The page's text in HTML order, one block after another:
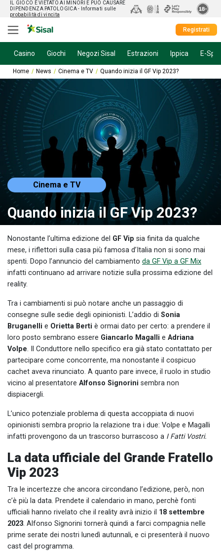
IL GIOCO È VIETATO AI MINORI E PUÒ CAUSARE
DIPENDENZA PATOLOGICA - Informati sulle
probabilità di vincita
Registrati
Casino Giochi Negozi Sisal Estrazioni Ippica E-
Home News Cinema e TV Quando inizia il GF Vip 2023?
Cinema e TV
Quando inizia il GF Vip 2023?
Nonostante l’ultima edizione del GF Vip sia finita da qualche
mese, i riflettori sulla casa più famosa d’Italia non si sono mai
spenti. Dopo l’annuncio del cambiamento da GF Vip a GF Mix
infatti continuano ad arrivare notizie sulla prossima edizione del
reality.
Tra i cambiamenti si può notare anche un passaggio di
consegne sulle sedie degli opinionisti. L’addio di Sonia
Bruganelli e Orietta Berti è ormai dato per certo: a prendere il
loro posto sembrano essere Giancarlo Magalli e Adriana
Volpe.
Il Conduttore nello specifico era già stato contattato per
partecipare come concorrente, ma nonostante il cospicuo
cachet aveva rinunciato. A quanto pare invece, il ruolo in studio
vicino al presentatore Alfonso Signorini sembra non
dispiacergli.
L’unico potenziale problema di questa accoppiata di nuovi
opinionisti sembra proprio la relazione tra i due: Volpe e Magalli
infatti provengono da un trascorso burrascoso a I Fatti Vostri.
La data ufficiale del Grande Fratello
Vip 2023
Tra le incertezze che ancora circondano l’edizione, però, non
c’è più la data. Prendete il calendario in mano, perchè fonti
ufficiali hanno rivelato che il reality avrà inizio il 18 settembre
2023. Alfonso Signorini tornerà quindi a farci compagnia nelle
prime serate dei nostri lunedì autunnali, e ci presenterà il nuovo
cast del programma.